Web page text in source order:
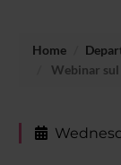
Home
Webinar